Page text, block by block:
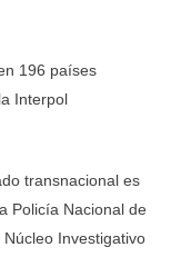
196 países
Interpol
transnacional es
Policía Nacional de
Investigativo